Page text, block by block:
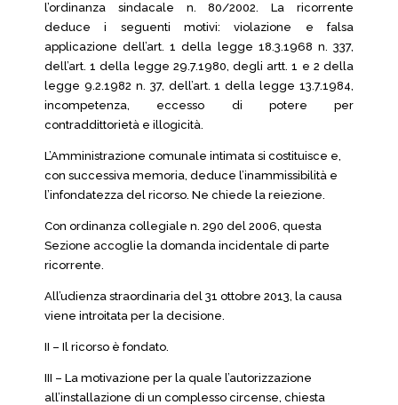
l’ordinanza sindacale n. 80/2002. La ricorrente
deduce i seguenti motivi: violazione e falsa
applicazione dell’art. 1 della legge 18.3.1968 n. 337,
dell’art. 1 della legge 29.7.1980, degli artt. 1 e 2 della
legge 9.2.1982 n. 37, dell’art. 1 della legge 13.7.1984,
incompetenza, eccesso di potere per
contraddittorietà e illogicità.
L’Amministrazione comunale intimata si costituisce e,
con successiva memoria, deduce l’inammissibilità e
l’infondatezza del ricorso. Ne chiede la reiezione.
Con ordinanza collegiale n. 290 del 2006, questa
Sezione accoglie la domanda incidentale di parte
ricorrente.
All’udienza straordinaria del 31 ottobre 2013, la causa
viene introitata per la decisione.
II – Il ricorso è fondato.
III – La motivazione per la quale l’autorizzazione
all’installazione di un complesso circense, chiesta